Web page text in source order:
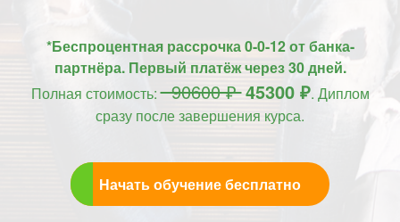
*Беспроцентная рассрочка 0-0-12 от банка-
партнёра. Первый платёж через 30 дней.
Полная стоимость:90600 ₽45300 ₽. Диплом
сразу после завершения курса.
Начать обучение бесплатно